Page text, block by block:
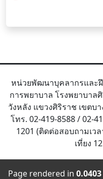
หน่วยพัฒนาบุคลากรและ
การพยาบาล โรงพยาบาล
วังหลัง แขวงศิริราช เขตบ
โทร. 02-419-8588 / 02-
1201 (ติดต่อสอบถามเว
เที่ยง
Page rendered in 0.0403